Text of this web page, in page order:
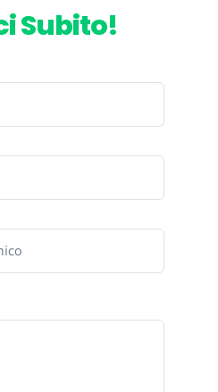
Subito!